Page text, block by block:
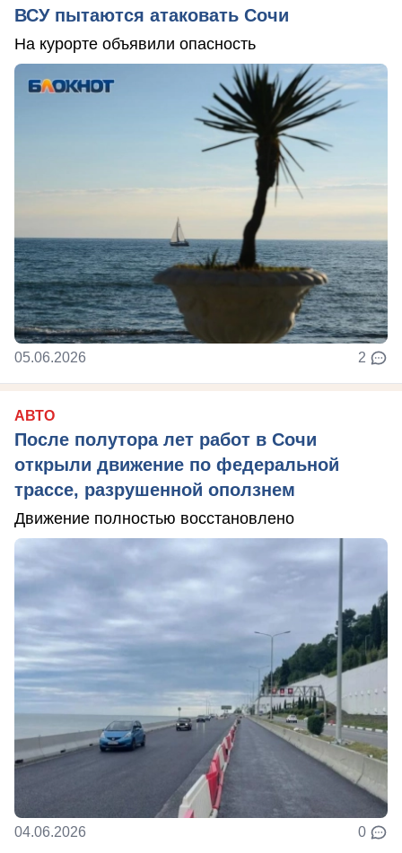
ВСУ пытаются атаковать Сочи
На курорте объявили опасность
05.06.2026 2
АВТО
После полутора лет работ в Сочи
открыли движение по федеральной
трассе, разрушенной оползнем
Движение полностью восстановлено
04.06.2026 0